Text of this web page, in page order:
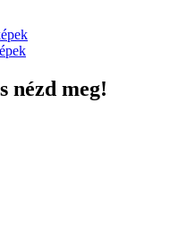
nézd meg!